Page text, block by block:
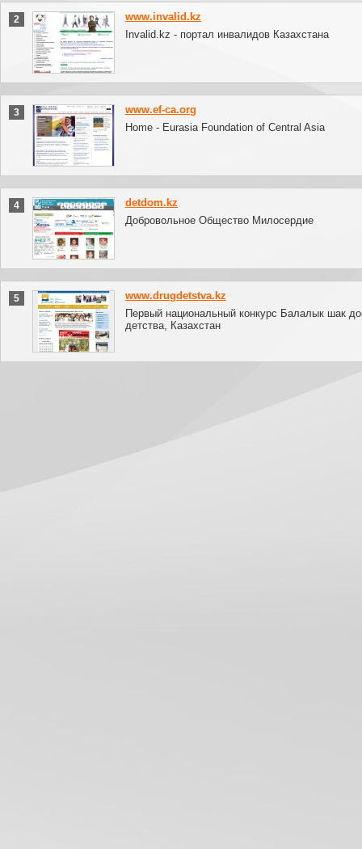
2
www.invalid.kz
Invalid.kz - портал инвалидов Казахстана
3
www.ef-ca.org
Home - Eurasia Foundation of Central Asia
4
detdom.kz
Добровольное Общество Милосердие
5
www.drugdetstva.kz
Первый национальный конкурс Балалык шак
детства, Казахстан